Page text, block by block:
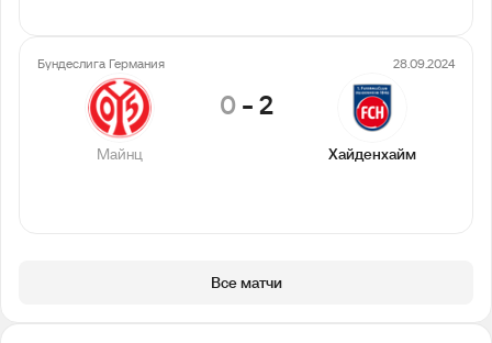
Бундеслига Германия 28.09.2024
Майнц
0 -2
Хайденхайм
Все матчи